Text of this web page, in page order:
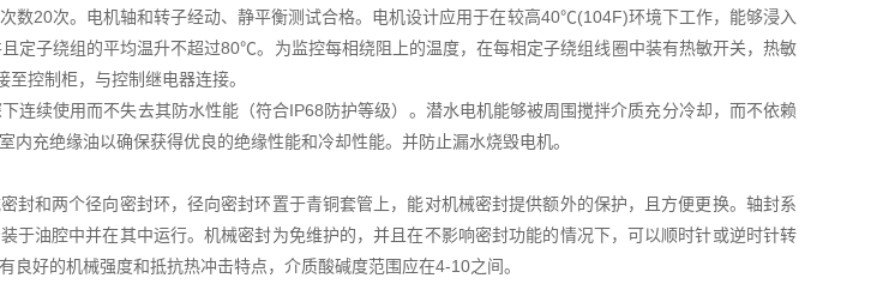
数20次。电机轴和转子经动、静平衡测试合格。电机设计应用于在较高40℃(104F)环境下工作，能够浸入
定子绕组的平均温升不超过80℃。为监控每相绕阻上的温度，在每相定子绕组线圈中装有热敏开关，热敏
控制柜，与控制继电器连接。
连续使用而不失去其防水性能（符合IP68防护等级）。潜水电机能够被周围搅拌介质充分冷却，而不依赖
内充绝缘油以确保获得优良的绝缘性能和冷却性能。并防止漏水烧毁电机。
封和两个径向密封环，径向密封环置于青铜套管上，能对机械密封提供额外的保护，且方便更换。轴封系
于油腔中并在其中运行。机械密封为免维护的，并且在不影响密封功能的情况下，可以顺时针或逆时针转
良好的机械强度和抵抗热冲击特点，介质酸碱度范围应在4-10之间。